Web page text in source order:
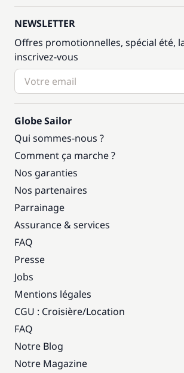
NEWSLETTER
Offres promotionnelles, spécial été,
inscrivez-vous
Globe Sailor
Qui sommes-nous ?
Comment ça marche ?
Nos garanties
Nos partenaires
Parrainage
Assurance & services
FAQ
Presse
Jobs
Mentions légales
CGU : Croisière/Location
FAQ
Notre Blog
Notre Magazine